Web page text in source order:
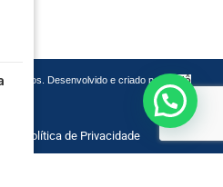
Desenvolvido e criado por
Cadô
Política de Privacidade